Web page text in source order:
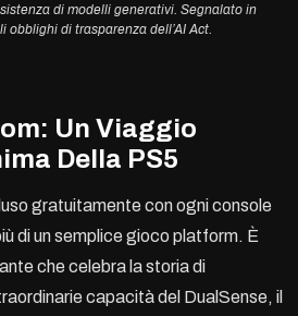
di modelli generativi. Segnalato in
obblighi di trasparenza dell’AI Act.
Un Viaggio
Della PS5
gratuitamente con ogni console
di un semplice gioco platform. È
che celebra la storia di
capacità del DualSense, il